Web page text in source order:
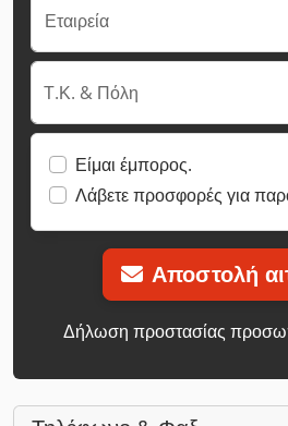
Εταιρεία
Τ.Κ. & Πόλη
Είμαι έμπορος.
Λάβετε προσφορές για
Αποστολή
Δήλωση προστασίας